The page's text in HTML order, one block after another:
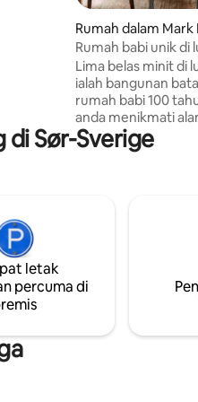
Rumah dalam Mark
Rumah babi unik di
Lima belas minit di
ialah bangunan
rumah babi 100
anda menikmati
Häggån yang
rumah. Ia adalah
makan dan
pendiangan. Di
Insta: @ the
menempah rumah
Sør-Sverige
letak
percuma di